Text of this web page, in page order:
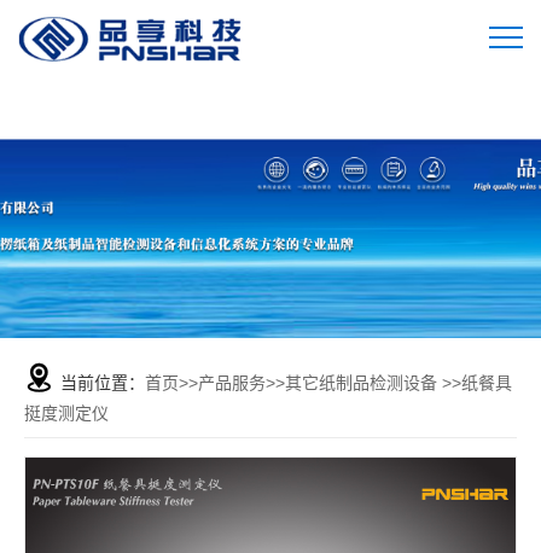
当前位置： 首页>>产品服务>>其它纸制品检测设备 >>纸餐具
挺度测定仪